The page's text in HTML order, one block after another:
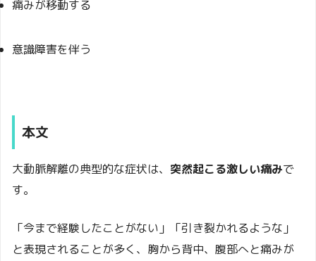
痛みが移動する
意識障害を伴う
本文
大動脈解離の典型的な症状は、 突然起こる激しい痛みで
す。
「今まで経験したことがない」「引き裂かれるような」
と表現されることが多く、胸から背中、腹部へと痛みが